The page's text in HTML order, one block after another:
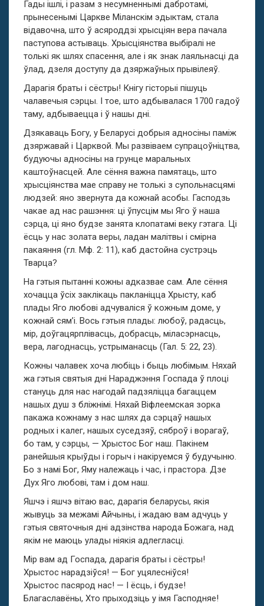
Гады ішлі, і разам з несумненнымі дабротамі,
прынесенымі Царкве Міланскім эдыктам, стала
відавочна, што ў асяроддзі хрысціян вера пачала
паступова астываць. Хрысціянства выбіралі не
толькі як шлях спасення, але і як знак лаяльнасці да
ўлад, дзеля доступу да дзяржаўных прывілеяў.
Дарагія браты і сёстры! Кнігу гісторыі пішуць
чалавечыя сэрцы. I тое, што адбывалася 1700 гадоў
таму, адбываецца і ў нашы дні.
Дзякаваць Богу, у Беларусі добрыя адносіны паміж
дзяржавай і Царквой. Мы развіваем супрацоўніцтва,
будуючы адносіны на грунце маральных
каштоўнасцей. Але сёння важна памятаць, што
хрысціянства мае справу не толькі з супольнасцямі
людзей: яно звернута да кожнай асобы. Гасподзь
чакае ад нас рашэння: ці ўпусцім мы Яго ў наша
сэрца, ці яно будзе занята клопатамі веку гэтага. Ці
ёсць у нас золата веры, ладан малітвы і смірна
пакаяння (гл. Мф. 2: 11), каб дастойна сустрэць
Тварца?
На гэтыя пытанні кожны адказвае сам. Але сёння
хочацца ўсіх заклікаць пакланіцца Хрысту, каб
плады Яго любові адчуваліся ў кожным доме, у
кожнай сям’і. Вось гэтыя плады: любоў, радасць,
мір, доўгацярплівасць, добрасць, міласэрнасць,
вера, лагоднасць, устрыманасць (Гал. 5: 22, 23).
Кожны чалавек хоча любіць і быць любімым. Няхай
жа гэтыя святыя дні Нараджэння Госпада ў плоці
стануць для нас нагодай падзяліцца багаццем
нашых душ з бліжнімі. Няхай Віфлеемская зорка
пакажа кожнаму з нас шлях да сэрцаў нашых
родных і калег, нашых суседзяў, сяброў і ворагаў,
бо там, у сэрцы, — Хрыстос Бог наш. Пакінем
ранейшыя крыўды і горыч і накіруемся ў будучыню.
Бо з намі Бог, Яму належаць і час, і прастора. Дзе
Дух Яго любові, там і дом наш.
Яшчэ і яшчэ вітаю вас, дарагія беларусы, якія
жывуць за межамі Айчыны, і жадаю вам адчуць у
гэтыя святочныя дні адзінства народа Божага, над
якім не маюць улады ніякія адлегласці.
Мір вам ад Госпада, дарагія браты і сёстры!
Хрыстос нарадзіўся! — Бог уцялесніўся!
Хрыстос пасярод нас! — I ёсць, і будзе!
Благаславёны, Хто прыходзіць у імя Гасподняе!